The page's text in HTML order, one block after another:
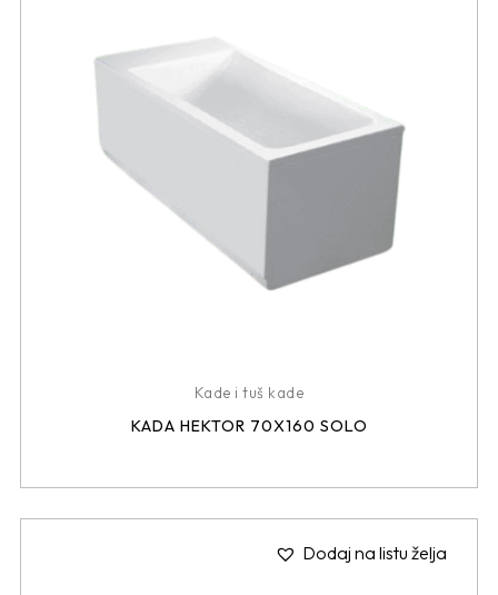
Kade i tuš kade
KADA HEKTOR 70X160 SOLO
Dodaj na listu želja